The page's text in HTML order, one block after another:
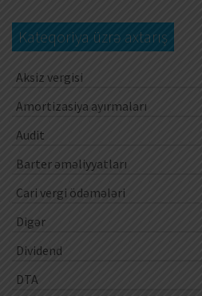
Kateqoriya üzrə axtarış
Aksiz vergisi
Amortizasiya ayırmaları
Audit
Barter əməliyyatları
Cari vergi ödəmələri
Digər
Dividend
DTA